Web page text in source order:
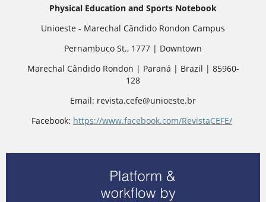
Physical Education and Sports Notebook
Unioeste - Marechal Cândido Rondon Campus
Pernambuco St., 1777 | Downtown
Marechal Cândido Rondon | Paraná | Brazil | 85960-
128
Email: revista.cefe@unioeste.br
Facebook: https://www.facebook.com/RevistaCEFE/